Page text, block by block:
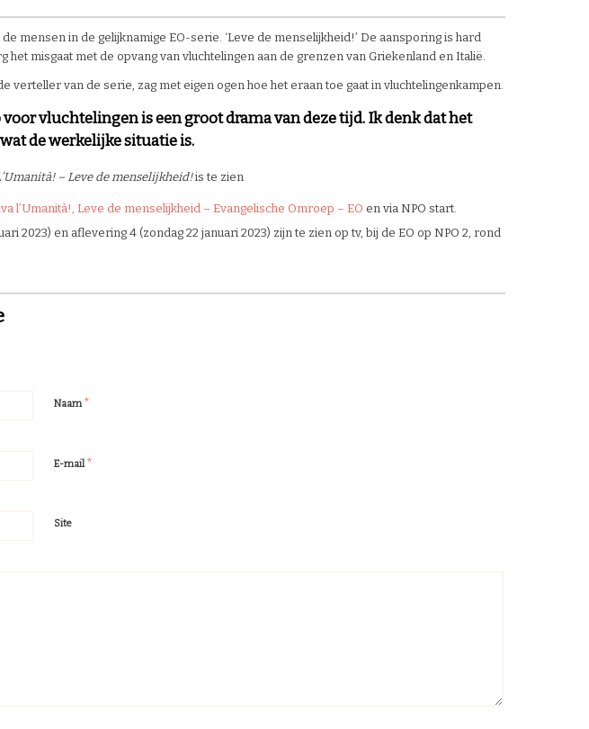
de mensen in de gelijknamige EO-serie. ‘Leve de menselijkheid!’ De aansporing is hard
het misgaat met de opvang van vluchtelingen aan de grenzen van Griekenland en Italië.
verteller van de serie, zag met eigen ogen hoe het eraan toe gaat in vluchtelingenkampen.
vluchtelingen is een groot drama van deze tijd. Ik denk dat het
de werkelijke situatie is.
– Leve de menselijkheid!is te zien
l’Umanità!, Leve de menselijkheid – Evangelische Omroep – EO en via NPO start.
2023) en aflevering 4 (zondag 22 januari 2023) zijn te zien op tv, bij de EO op NPO 2, rond
Naam*
E-mail*
Site